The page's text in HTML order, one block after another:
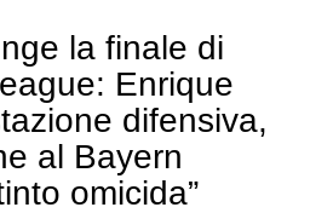
la finale di
Enrique
difensiva,
al Bayern
omicida”